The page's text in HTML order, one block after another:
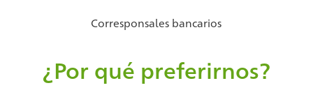
Corresponsales bancarios
¿Por qué preferirnos?